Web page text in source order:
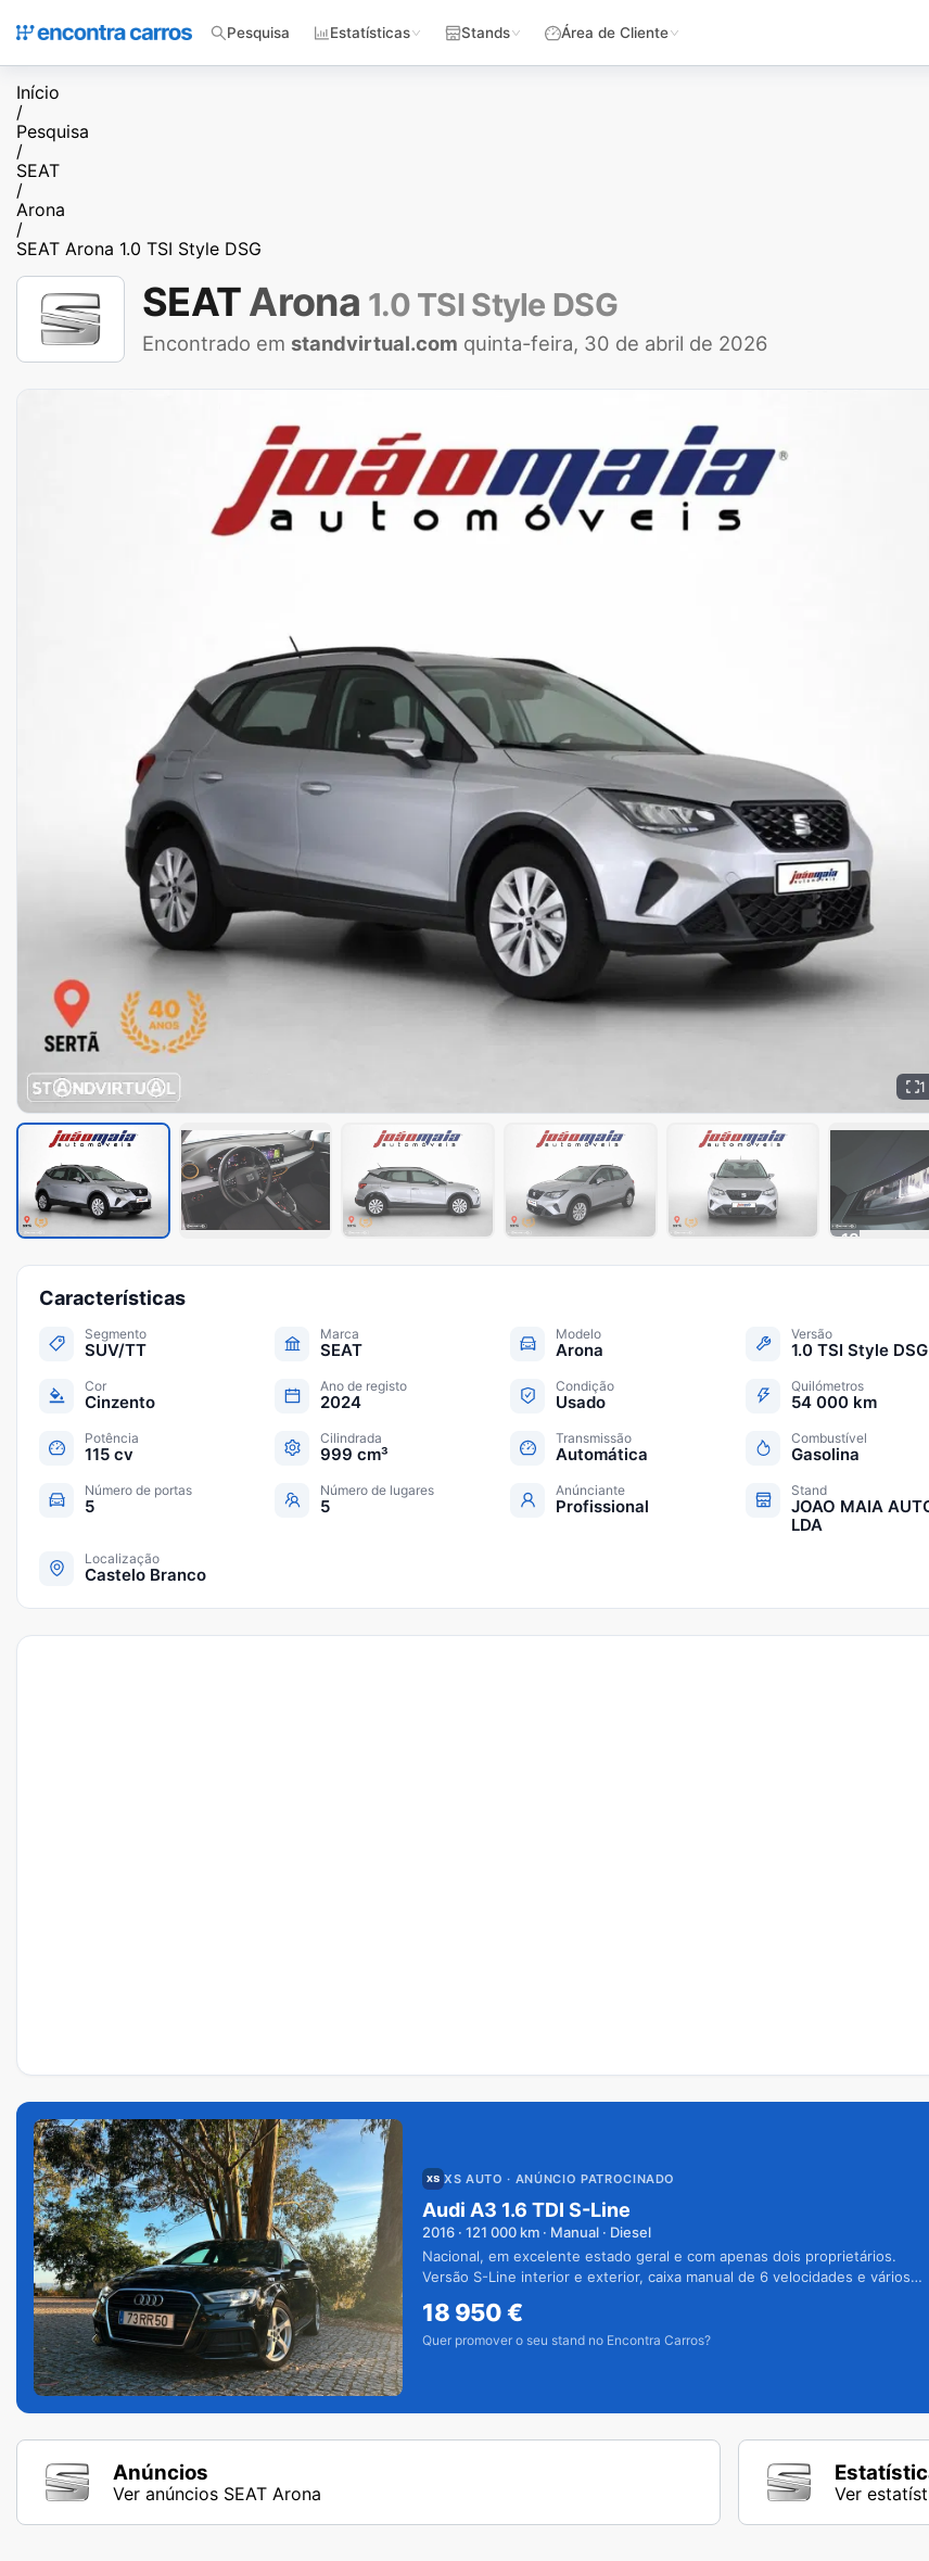
Pesquisa Estatísticas Stands Área de Cliente
Início
/
Pesquisa
/
SEAT
/
Arona
/
SEAT Arona 1.0 TSI Style DSG
SEATArona 1.0 TSI Style DSG
Encontrado em standvirtual.com quinta-feira, 30 de abril de 2026
+18
Características
Segmento
SUV/TT
Marca
SEAT
Modelo
Arona
Versão
1.0 TSI Style DSG
Cor
Cinzento
Ano de registo
2024
Condição
Usado
Quilómetros
54 000 km
Potência
115 cv
Cilindrada
999 cm³
Transmissão
Automática
Combustível
Gasolina
Número de portas
5
Número de lugares
5
Anúnciante
Profissional
Stand
JOAO MAIA
LDA
Localização
Castelo Branco
XS AUTO · ANÚNCIO PATROCINADO
Audi A3 1.6 TDI S-Line
2016 · 121 000 km · Manual · Diesel
Nacional, em excelente estado geral e com apenas dois proprietários.
Versão S-Line interior e exterior, caixa manual de 6 velocidades e vários
18 950€
Quer promover o seu stand no Encontra Carros?
Anúncios
Ver anúncios SEAT Arona Ver